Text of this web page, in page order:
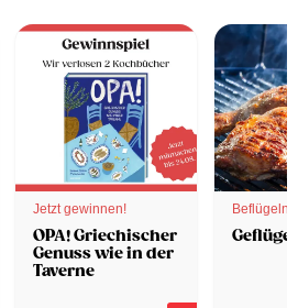
Jetzt gewinnen!
OPA! Griechischer
Genuss wie in der
Taverne